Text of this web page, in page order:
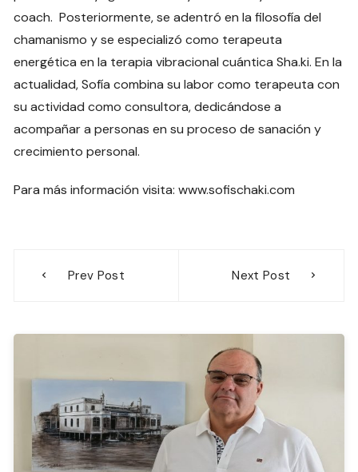
coach. Posteriormente, se adentró en la filosofía del
chamanismo y se especializó como terapeuta
energética en la terapia vibracional cuántica Sha.ki. En la
actualidad, Sofía combina su labor como terapeuta con
su actividad como consultora, dedicándose a
acompañar a personas en su proceso de sanación y
crecimiento personal.
Para más información visita: www.sofischaki.com
Prev Post Next Post